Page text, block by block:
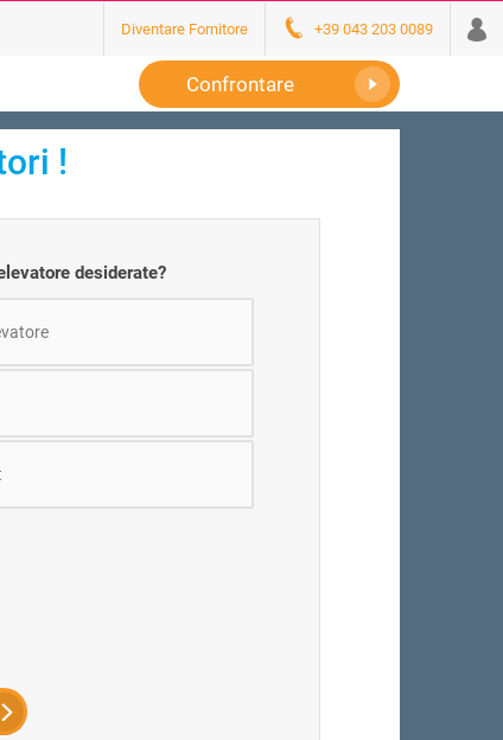
Diventare Fornitore +39 043 203 0089
Confrontare
!
desiderate?